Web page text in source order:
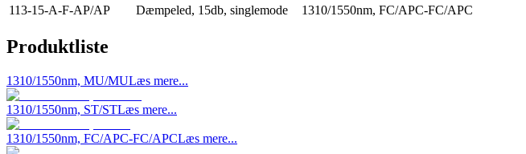
113-15-A-F-AP/AP
Dæmpeled, 15db, singlemode 1310/1550nm, FC/APC-FC/APC
Produktliste
1310/1550nm, MU/MULæs mere...
1310/1550nm, ST/STLæs mere...
1310/1550nm, FC/APC-FC/APCLæs mere...